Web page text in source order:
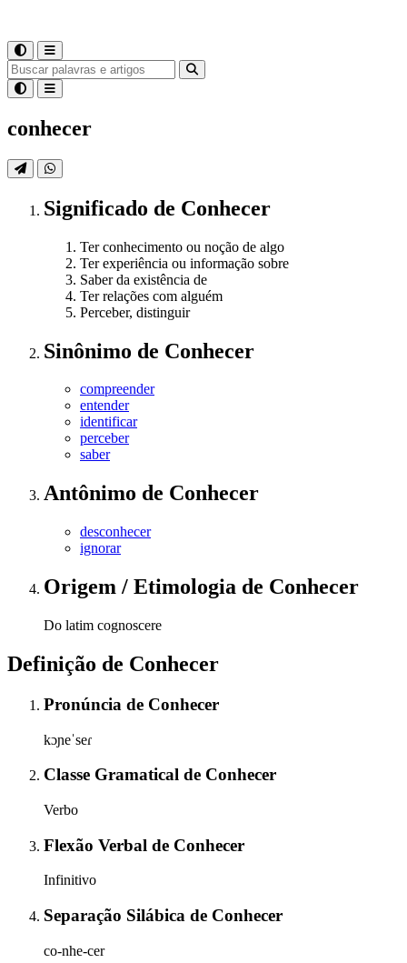
conhecer
Significado de Conhecer
Ter conhecimento ou noção de algo
Ter experiência ou informação sobre
Saber da existência de
Ter relações com alguém
Perceber, distinguir
Sinônimo de Conhecer
compreender
entender
identificar
perceber
saber
Antônimo de Conhecer
desconhecer
ignorar
Origem / Etimologia de Conhecer
Do latim cognoscere
Definição de Conhecer
Pronúncia de Conhecer
kɔɲeˈseɾ
Classe Gramatical de Conhecer
Verbo
Flexão Verbal de Conhecer
Infinitivo
Separação Silábica de Conhecer
co-nhe-cer